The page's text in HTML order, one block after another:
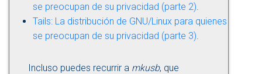
se preocupan de su privacidad (parte 2)
Tails: La distribución de GNU/Linux para quienes
se preocupan de su privacidad (parte 3)
Incluso puedes recurrir a mkusb, que